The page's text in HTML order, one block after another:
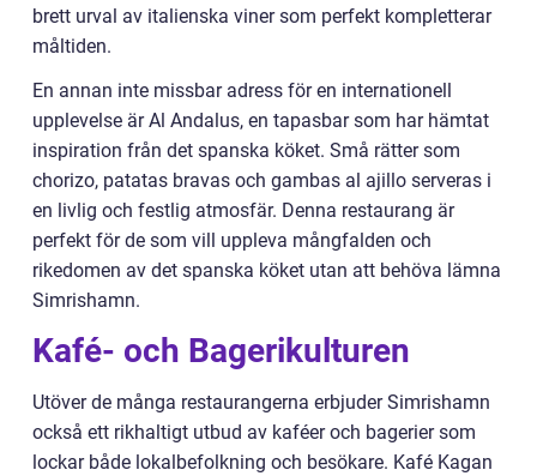
brett urval av italienska viner som perfekt kompletterar
måltiden.
En annan inte missbar adress för en internationell
upplevelse är Al Andalus, en tapasbar som har hämtat
inspiration från det spanska köket. Små rätter som
chorizo, patatas bravas och gambas al ajillo serveras i
en livlig och festlig atmosfär. Denna restaurang är
perfekt för de som vill uppleva mångfalden och
rikedomen av det spanska köket utan att behöva lämna
Simrishamn.
Kafé- och Bagerikulturen
Utöver de många restaurangerna erbjuder Simrishamn
också ett rikhaltigt utbud av kaféer och bagerier som
lockar både lokalbefolkning och besökare. Kafé Kagan